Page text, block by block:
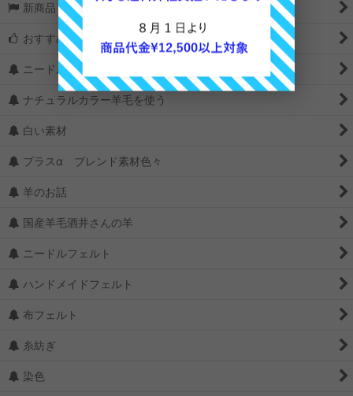
新商品＆再入荷
おすすめ
ニードルの選び方
ナチュラルカラー羊毛を使う
白い素材
プラスα ブレンド素材色々
羊のお話
国産羊毛酒井さんの羊
ニードルフェルト
ハンドメイドフェルト
布フェルト
糸紡ぎ
染色